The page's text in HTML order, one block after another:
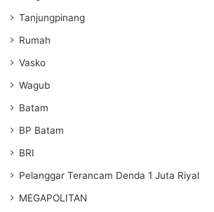
Tanjungpinang
Rumah
Vasko
Wagub
Batam
BP Batam
BRI
Pelanggar Terancam Denda 1 Juta Riyal
MEGAPOLITAN